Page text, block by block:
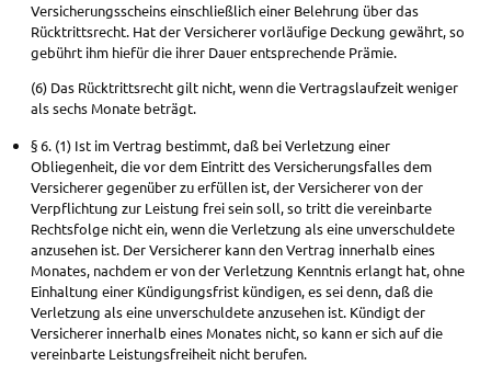
Versicherungsscheins einschließlich einer Belehrung über das
Rücktrittsrecht. Hat der Versicherer vorläufige Deckung gewährt, so
gebührt ihm hiefür die ihrer Dauer entsprechende Prämie.
(6) Das Rücktrittsrecht gilt nicht, wenn die Vertragslaufzeit weniger
als sechs Monate beträgt.
§ 6. (1) Ist im Vertrag bestimmt, daß bei Verletzung einer
Obliegenheit, die vor dem Eintritt des Versicherungsfalles dem
Versicherer gegenüber zu erfüllen ist, der Versicherer von der
Verpflichtung zur Leistung frei sein soll, so tritt die vereinbarte
Rechtsfolge nicht ein, wenn die Verletzung als eine unverschuldete
anzusehen ist. Der Versicherer kann den Vertrag innerhalb eines
Monates, nachdem er von der Verletzung Kenntnis erlangt hat, ohne
Einhaltung einer Kündigungsfrist kündigen, es sei denn, daß die
Verletzung als eine unverschuldete anzusehen ist. Kündigt der
Versicherer innerhalb eines Monates nicht, so kann er sich auf die
vereinbarte Leistungsfreiheit nicht berufen.